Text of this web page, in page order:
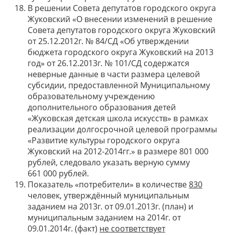
В решении Совета депутатов городского округа
Жуковский «О внесении изменений в решение
Совета депутатов городского округа Жуковский
от 25.12.2012г. № 84/СД «Об утверждении
бюджета городского округа Жуковский на 2013
год» от 26.12.2013г. № 101/СД содержатся
неверные данные в части размера целевой
субсидии, предоставленной Муниципальному
образовательному учреждению
дополнительного образования детей
«Жуковская детская школа искусств» в рамках
реализации долгосрочной целевой программы
«Развитие культуры городского округа
Жуковский на 2012-2014гг.» в размере 801 000
рублей, следовало указать верную сумму
661 000 рублей.
Показатель «потребители» в количестве830
человек, утверждённый муниципальным
заданием на 2013г. от 09.01.2013г. (план) и
муниципальным заданием на 2014г. от
09.01.2014г. (факт) не соответствует